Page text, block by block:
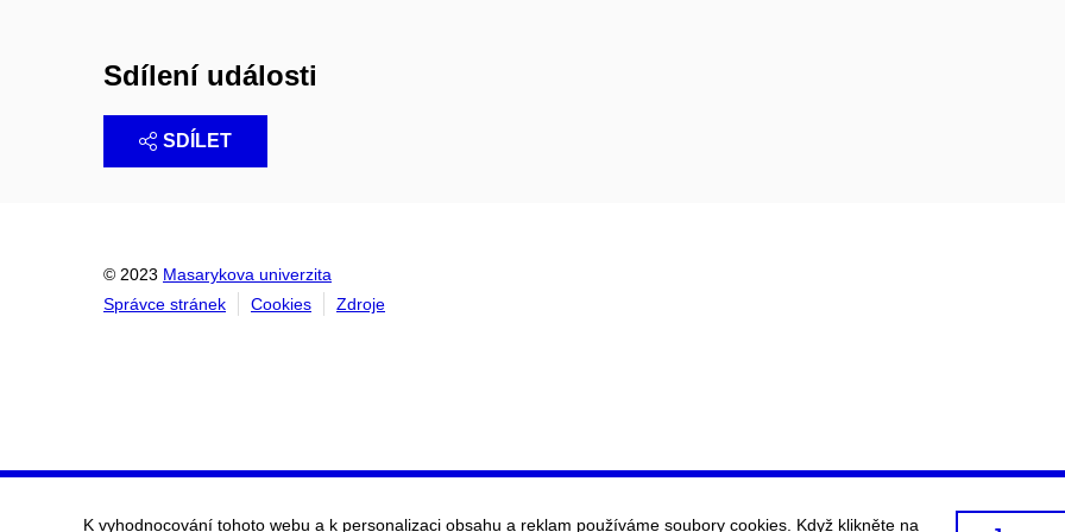
Sdílení události
SDÍLET
© 2023 Masarykova univerzita
Správce stránek
Cookies Zdroje
K vyhodnocování tohoto webu a k personalizaci obsahu a reklam používáme soubory cookies. Když klikněte na